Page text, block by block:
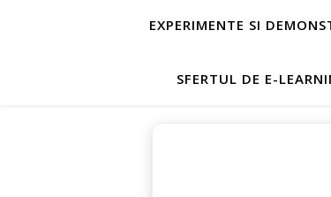
EXPERIMENTE SI
SFERTUL DE E-